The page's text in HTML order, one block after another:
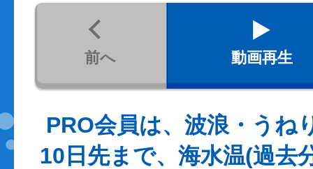
前へ 動画再生
PRO会員は、波浪・うね
10日先まで、海水温(過去